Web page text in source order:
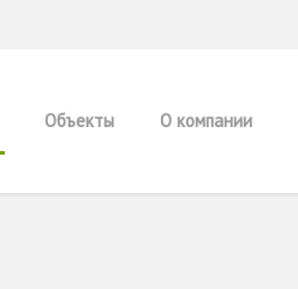
Объекты О компании